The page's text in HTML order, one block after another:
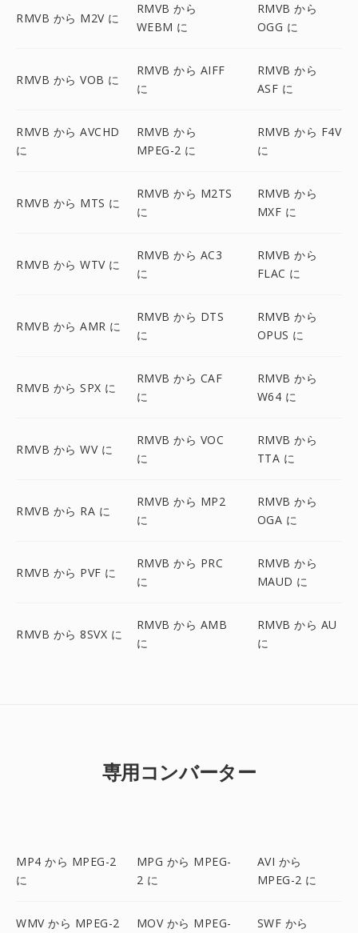
RMVB から M2V に
RMVB から
WEBM に
RMVB から
OGG に
RMVB から VOB に
RMVB から AIFF
に
RMVB から
ASF に
RMVB から AVCHD
に
RMVB から
MPEG-2 に
RMVB から F4V
に
RMVB から MTS に
RMVB から M2TS
に
RMVB から
MXF に
RMVB から WTV に
RMVB から AC3
に
RMVB から
FLAC に
RMVB から AMR に
RMVB から DTS
に
RMVB から
OPUS に
RMVB から SPX に
RMVB から CAF
に
RMVB から
W64 に
RMVB から WV に
RMVB から VOC
に
RMVB から
TTA に
RMVB から RA に
RMVB から MP2
に
RMVB から
OGA に
RMVB から PVF に
RMVB から PRC
に
RMVB から
MAUD に
RMVB から 8SVX に
RMVB から AMB
に
RMVB から AU
に
専用コンバーター
MP4 から MPEG-2
に
MPG から MPEG-
2 に
AVI から
MPEG-2 に
WMV から MPEG-2
MOV から MPEG-
SWF から